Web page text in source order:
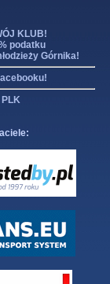
KLUB!
podatku
Górnika!
PLK